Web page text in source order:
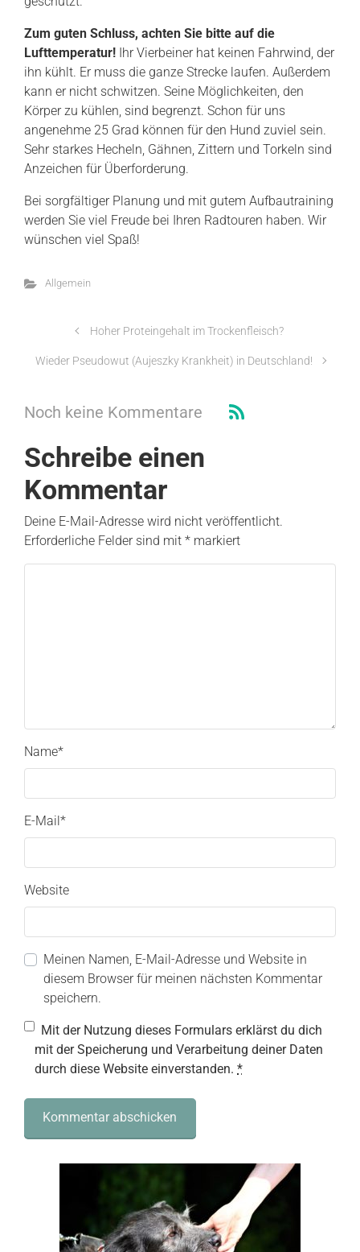
Zum guten Schluss, achten Sie bitte auf die
Lufttemperatur! Ihr Vierbeiner hat keinen Fahrwind, der
ihn kühlt. Er muss die ganze Strecke laufen. Außerdem
kann er nicht schwitzen. Seine Möglichkeiten, den
Körper zu kühlen, sind begrenzt. Schon für uns
angenehme 25 Grad können für den Hund zuviel sein.
Sehr starkes Hecheln, Gähnen, Zittern und Torkeln sind
Anzeichen für Überforderung.
Bei sorgfältiger Planung und mit gutem Aufbautraining
werden Sie viel Freude bei Ihren Radtouren haben. Wir
wünschen viel Spaß!
Allgemein
Hoher Proteingehalt im Trockenfleisch?
Wieder Pseudowut (Aujeszky Krankheit) in Deutschland!
Noch keine Kommentare
Schreibe einen
Kommentar
Deine E-Mail-Adresse wird nicht veröffentlicht.
Erforderliche Felder sind mit * markiert
Name*
E-Mail *
Website
Meinen Namen, E-Mail-Adresse und Website in
diesem Browser für meinen nächsten Kommentar
speichern.
Mit der Nutzung dieses Formulars erklärst du dich
mit der Speicherung und Verarbeitung deiner Daten
durch diese Website einverstanden. *